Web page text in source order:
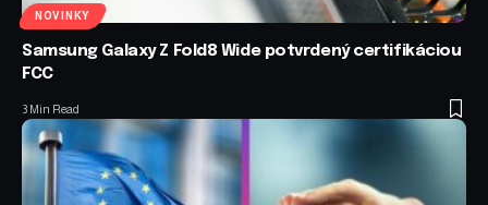
NOVINKY
Samsung Galaxy Z Fold8 Wide potvrdený certifikáciou
FCC
3 Min Read